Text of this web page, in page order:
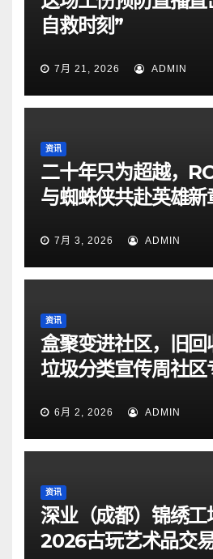
自救时刻”
7月 21, 2026 ADMIN
资讯
二十年只为超越，
与蜘蛛侠共赴英雄新
7月 3, 2026 ADMIN
资讯
盒聚变进社区，旧
垃圾分类宣传周社
6月 2, 2026 ADMIN
资讯
深业（成都）锦绣工
2026古玩艺术品交